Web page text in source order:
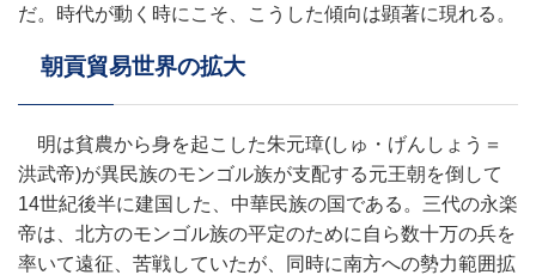
だ。時代が動く時にこそ、こうした傾向は顕著に現れる。
朝貢貿易世界の拡大
明は貧農から身を起こした朱元璋(しゅ・げんしょう＝
洪武帝)が異民族のモンゴル族が支配する元王朝を倒して
14世紀後半に建国した、中華民族の国である。三代の永楽
帝は、北方のモンゴル族の平定のために自ら数十万の兵を
率いて遠征、苦戦していたが、同時に南方への勢力範囲拡